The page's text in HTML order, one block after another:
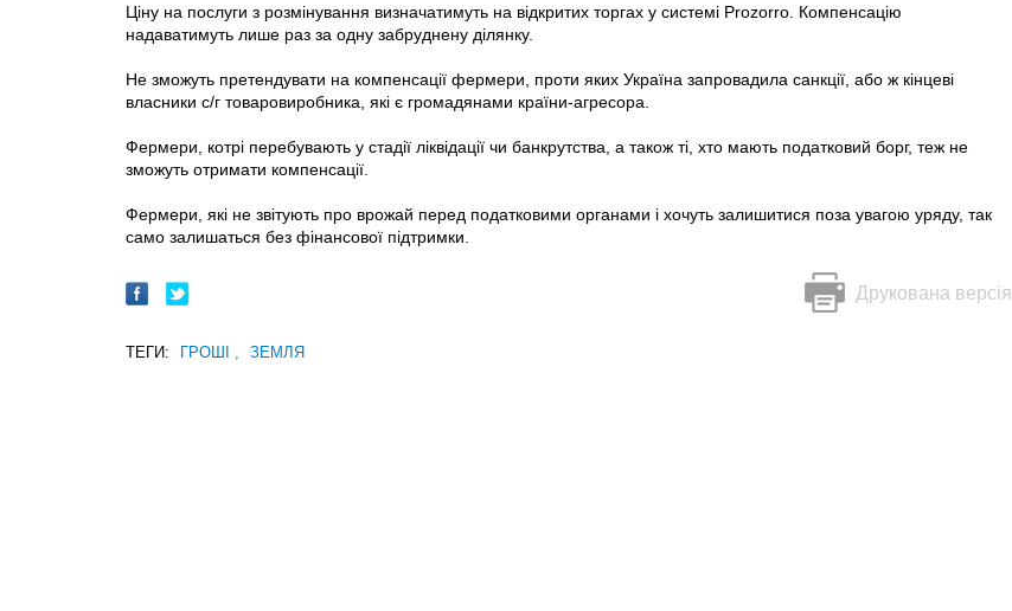
Ціну на послуги з розмінування визначатимуть на відкритих торгах у системі Prozorro. Компенсацію
надаватимуть лише раз за одну забруднену ділянку.
Не зможуть претендувати на компенсації фермери, проти яких Україна запровадила санкції, або ж кінцеві
власники с/г товаровиробника, які є громадянами країни-агресора.
Фермери, котрі перебувають у стадії ліквідації чи банкрутства, а також ті, хто мають податковий борг, теж не
зможуть отримати компенсації.
Фермери, які не звітують про врожай перед податковими органами і хочуть залишитися поза увагою уряду, так
само залишаться без фінансової підтримки.
Друкована версія
ТЕГИ: ГРОШІ ЗЕМЛЯ